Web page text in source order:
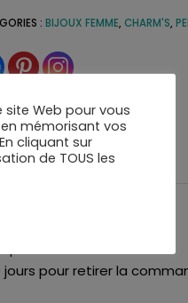
: BIJOUX FEMME, CHARM'S,
dans leurs écrins.
point de retrait.
pour retirer la
site Web pour vous
mémorisant vos
cliquant sur
de TOUS les